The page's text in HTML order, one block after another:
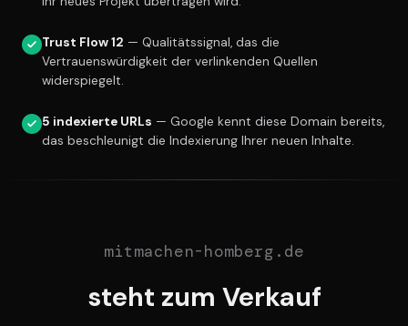
Trust Flow 12 — Qualitätssignal, das die
Vertrauenswürdigkeit der verlinkenden Quellen
widerspiegelt.
5 indexierte URLs — Google kennt diese Domain bereits,
das beschleunigt die Indexierung Ihrer neuen Inhalte.
mitmachen-homberg.de
steht zum Verkauf